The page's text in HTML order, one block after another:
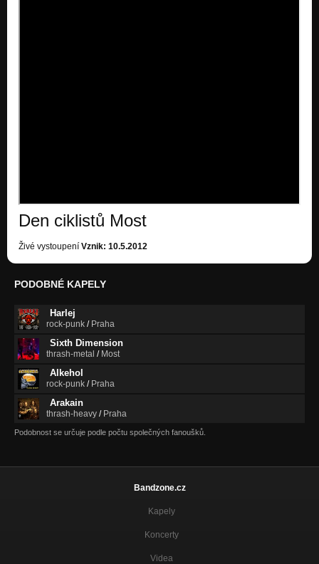
Den ciklistů Most
Živé vystoupení Vznik: 10.5.2012
PODOBNÉ KAPELY
Harlej
rock-punk / Praha
Sixth Dimension
thrash-metal / Most
Alkehol
rock-punk / Praha
Arakain
thrash-heavy / Praha
Podobnost se určuje podle počtu společných fanoušků.
Bandzone.cz
Kapely
Koncerty
Videa